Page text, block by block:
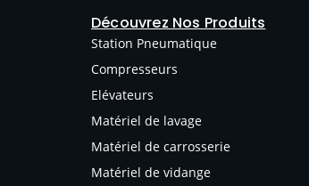
Découvrez Nos Produits
Station Pneumatique
Compresseurs
Elévateurs
Matériel de lavage
Matériel de carrosserie
Matériel de vidange